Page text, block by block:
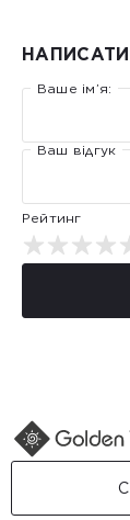
НАПИСАТИ
Ваше ім’я:
Ваш відгук
Рейтинг